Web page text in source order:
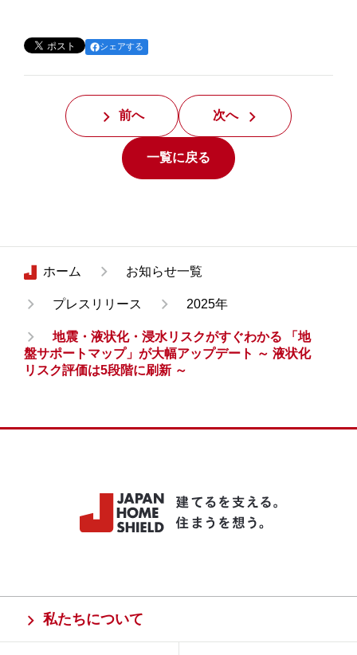
シェアする
前へ 次へ
一覧に戻る
ホーム お知らせ一覧
プレスリリース 2025年
地震・液状化・浸水リスクがすぐわかる 「地
盤サポートマップ」が大幅アップデート ～ 液状化
リスク評価は5段階に刷新 ～
私たちについて